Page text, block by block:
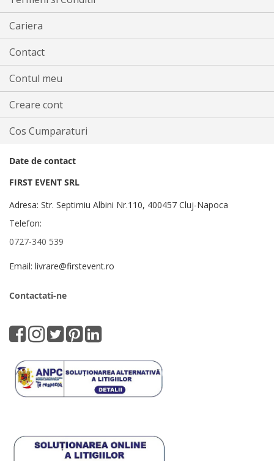
Cariera
Contact
Contul meu
Creare cont
Cos Cumparaturi
Date de contact
FIRST EVENT SRL
Adresa: Str. Septimiu Albini Nr.110, 400457 Cluj-Napoca
Telefon:
0727-340 539
Email: livrare@firstevent.ro
Contactati-ne